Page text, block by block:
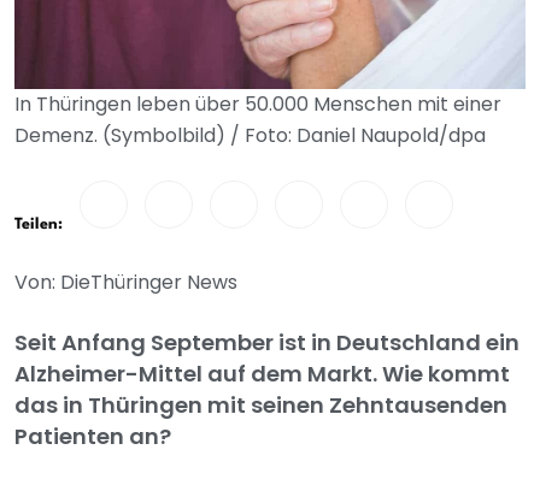
In Thüringen leben über 50.000 Menschen mit einer
Demenz. (Symbolbild) / Foto: Daniel Naupold/dpa
Teilen:
Von: DieThüringer News
Seit Anfang September ist in Deutschland ein
Alzheimer-Mittel auf dem Markt. Wie kommt
das in Thüringen mit seinen Zehntausenden
Patienten an?